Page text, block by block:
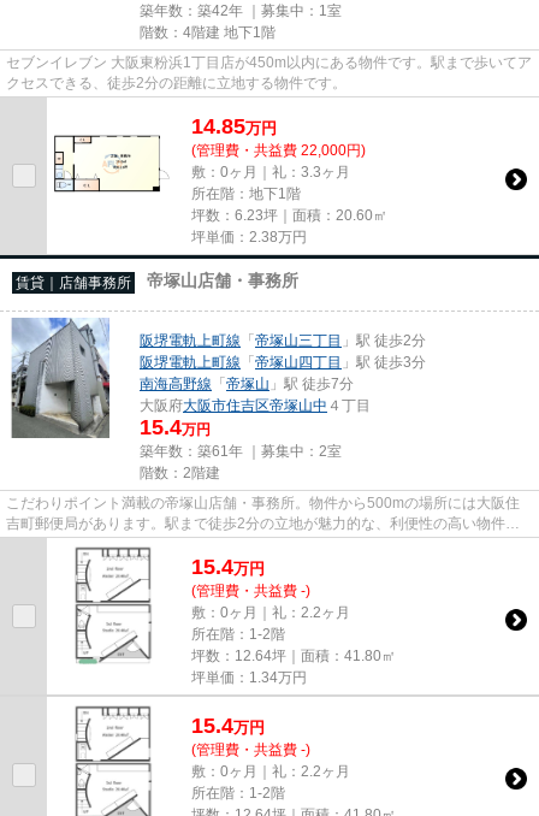
築年数：築42年 ｜募集中： 1室
階数：4階建 地下1階
セブンイレブン 大阪東粉浜1丁目店が450m以内にある物件です。駅まで歩いてア
クセスできる、徒歩2分の距離に立地する物件です。
14.85万円
(管理費・共益費 22,000円)
敷：0ヶ月｜礼：3.3ヶ月
所在階：地下1階
坪数：6.23坪｜面積：20.60㎡
坪単価： 2.38万円
賃貸｜店舗事務所 帝塚山店舗・事務所
阪堺電軌上町線 「帝塚山三丁目 」駅 徒歩2分
阪堺電軌上町線 「帝塚山四丁目 」駅 徒歩3分
南海高野線 「帝塚山 」駅 徒歩7分
大阪府大阪市住吉区帝塚山中 ４丁目
15.4万円
築年数：築61年 ｜募集中： 2室
階数：2階建
こだわりポイント満載の帝塚山店舗・事務所。物件から500mの場所には大阪住
吉町郵便局があります。駅まで徒歩2分の立地が魅力的な、利便性の高い物件で
す。駐車場まで300mの物件、いか...
15.4万円
(管理費・共益費 -)
敷：0ヶ月｜礼：2.2ヶ月
所在階：1-2階
坪数：12.64坪｜面積：41.80㎡
坪単価： 1.34万円
15.4万円
(管理費・共益費 -)
敷：0ヶ月｜礼：2.2ヶ月
所在階：1-2階